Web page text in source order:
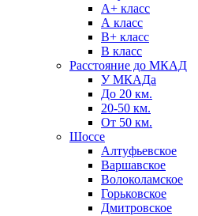
А+ класс
А класс
B+ класс
В класс
Расстояние до МКАД
У МКАДа
До 20 км.
20-50 км.
От 50 км.
Шоссе
Алтуфьевское
Варшавское
Волоколамское
Горьковское
Дмитровское